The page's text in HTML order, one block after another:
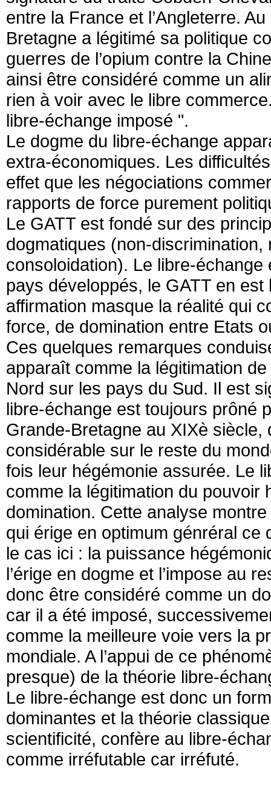
entre la France et l’Angleterre.
Bretagne a légitimé sa politique
guerres de l’opium contre la
ainsi être considéré comme un
rien à voir avec le libre
libre-échange imposé ".
Le dogme du libre-échange
extra-économiques. Les
effet que les négociations
rapports de force purement
Le GATT est fondé sur des
dogmatiques (non-
consoloidation). Le libre-
pays développés, le GATT en est
affirmation masque la réalité qui
force, de domination entre Etats
Ces quelques remarques
apparaît comme la légitimation
Nord sur les pays du Sud. Il est
libre-échange est toujours prôné
Grande-Bretagne au XIXè siècle,
considérable sur le reste du
fois leur hégémonie assurée. Le
comme la légitimation du pouvoir
domination. Cette analyse
qui érige en optimum génréral ce
le cas ici : la puissance
l’érige en dogme et l’impose au
donc être considéré comme un
car il a été imposé,
comme la meilleure voie vers la
mondiale. A l’appui de ce
presque) de la théorie libre-
Le libre-échange est donc un
dominantes et la théorie
scientificité, confère au libre-
comme irréfutable car irréfuté.